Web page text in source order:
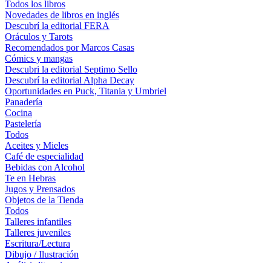
Todos los libros
Novedades de libros en inglés
Descubrí la editorial FERA
Oráculos y Tarots
Recomendados por Marcos Casas
Cómics y mangas
Descubri la editorial Septimo Sello
Descubrí la editorial Alpha Decay
Oportunidades en Puck, Titania y Umbriel
Panadería
Cocina
Pastelería
Todos
Aceites y Mieles
Café de especialidad
Bebidas con Alcohol
Te en Hebras
Jugos y Prensados
Objetos de la Tienda
Todos
Talleres infantiles
Talleres juveniles
Escritura/Lectura
Dibujo / Ilustración